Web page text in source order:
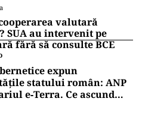
valutară
SUA au intervenit pe
fără să consulte BCE
expun
statului român: ANP
e‑Terra. Ce ascund